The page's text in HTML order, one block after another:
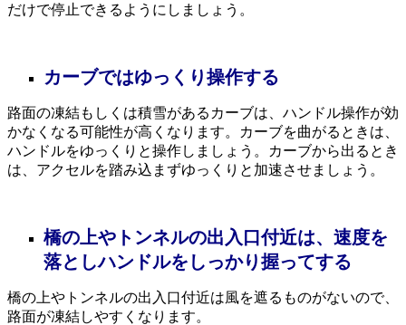
だけで停止できるようにしましょう。
カーブではゆっくり操作する
路面の凍結もしくは積雪があるカーブは、ハンドル操作が効
かなくなる可能性が高くなります。カーブを曲がるときは、
ハンドルをゆっくりと操作しましょう。カーブから出るとき
は、アクセルを踏み込まずゆっくりと加速させましょう。
橋の上やトンネルの出入口付近は、速度を
落としハンドルをしっかり握ってする
橋の上やトンネルの出入口付近は風を遮るものがないので、
路面が凍結しやすくなります。